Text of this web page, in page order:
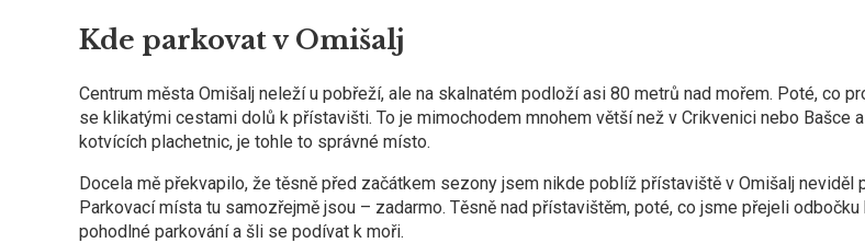
Kde parkovat v Omišalj
Centrum města Omišalj neleží u pobřeží, ale na skalnatém podloží asi 80 metrů nad mořem. Poté, co
se klikatými cestami dolů k přístavišti. To je mimochodem mnohem větší než v Crikvenici nebo Bašce
kotvících plachetnic, je tohle to správné místo.
Docela mě překvapilo, že těsně před začátkem sezony jsem nikde poblíž přístaviště v Omišalj neviděl
Parkovací místa tu samozřejmě jsou – zadarmo. Těsně nad přístavištěm, poté, co jsme přejeli odbočku
pohodlné parkování a šli se podívat k moři.